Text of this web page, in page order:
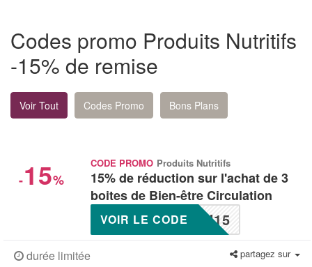
Codes promo Produits Nutritifs
-15% de remise
Voir Tout Codes Promo Bons Plans
-15%
CODE PROMO Produits Nutritifs
15% de réduction sur l'achat de 3
boites de Bien-être Circulation
U15
VOIR LE CODE
durée limitée partagez sur